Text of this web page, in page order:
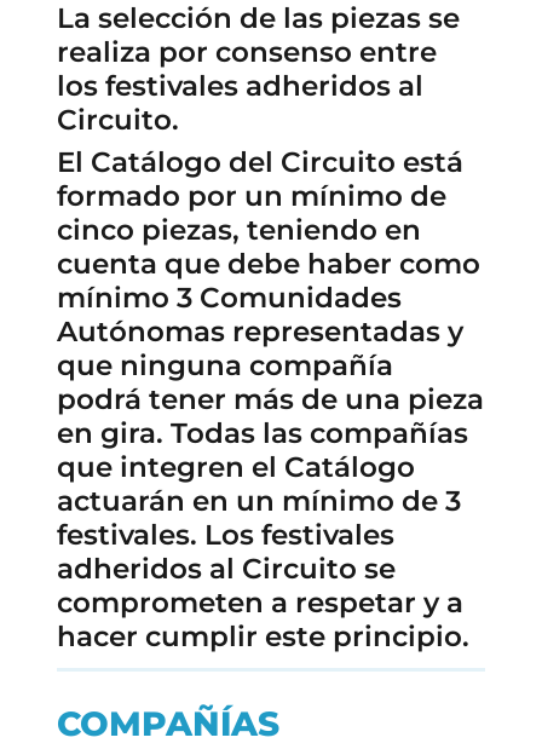
La selección de las piezas se
realiza por consenso entre
los festivales adheridos al
Circuito.
El Catálogo del Circuito está
formado por un mínimo de
cinco piezas, teniendo en
cuenta que debe haber como
mínimo 3 Comunidades
Autónomas representadas y
que ninguna compañía
podrá tener más de una pieza
en gira. Todas las compañías
que integren el Catálogo
actuarán en un mínimo de 3
festivales. Los festivales
adheridos al Circuito se
comprometen a respetar y a
hacer cumplir este principio.
COMPAÑÍAS